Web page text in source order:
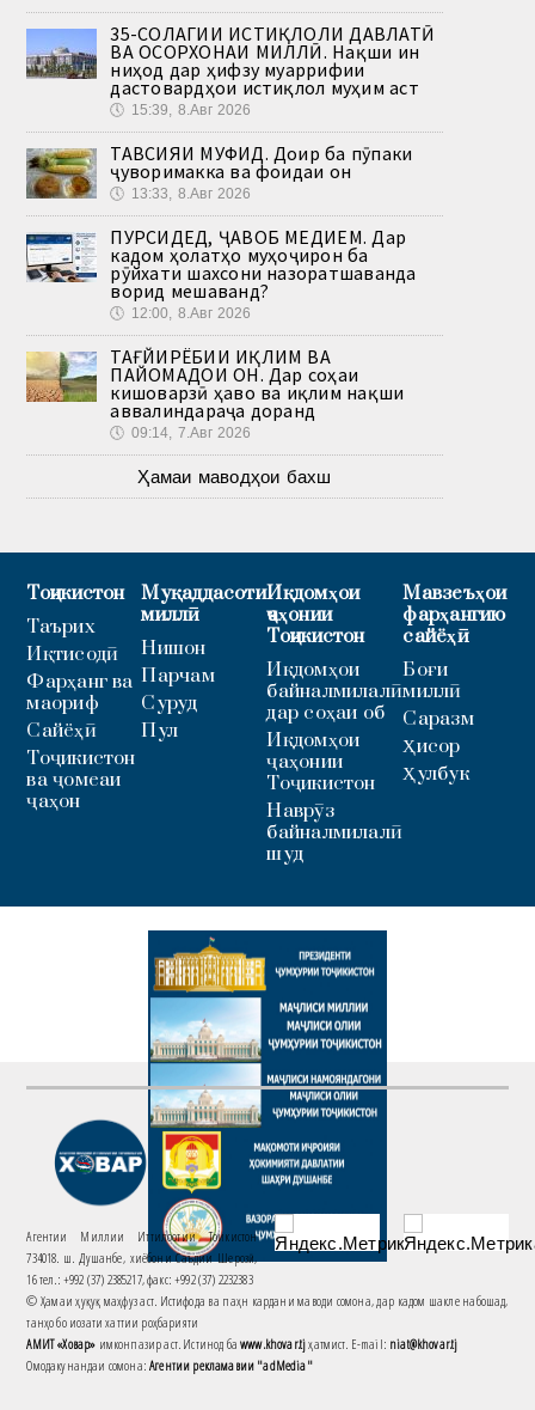
35-СОЛАГИИ ИСТИҚЛОЛИ ДАВЛАТӢ
ВА ОСОРХОНАИ МИЛЛӢ. Нақши ин
ниҳод дар ҳифзу муаррифии
дастовардҳои истиқлол муҳим аст
🕔 15:39, 8.Авг 2026
ТАВСИЯИ МУФИД. Доир ба пӯпаки
ҷуворимакка ва фоидаи он
🕔 13:33, 8.Авг 2026
ПУРСИДЕД, ҶАВОБ МЕДИҲЕМ. Дар
кадом ҳолатҳо муҳоҷирон ба
рӯйхати шахсони назоратшаванда
ворид мешаванд?
🕔 12:00, 8.Авг 2026
ТАҒЙИРЁБИИ ИҚЛИМ ВА
ПАЙОМАДҲОИ ОН. Дар соҳаи
кишоварзӣ ҳаво ва иқлим нақши
аввалиндараҷа доранд
🕔 09:14, 7.Авг 2026
Ҳамаи маводҳои бахш
Тоҷикистон
Таърих
Иқтисодӣ
Фарҳанг ва
маориф
Сайёҳӣ
Тоҷикистон
ва ҷомеаи
ҷаҳон
Муқаддасоти
миллӣ
Нишон
Парчам
Суруд
Пул
Иқдомҳои
ҷаҳонии
Тоҷикистон
Иқдомҳои
байналмилалӣ
дар соҳаи об
Иқдомҳои
ҷаҳонии
Тоҷикистон
Наврӯз
байналмилалӣ
шуд
Мавзеъҳои
фарҳангию
сайёҳӣ
Боғи
миллӣ
Саразм
Ҳисор
Ҳулбук
Агентии Миллии Иттилоотии Тоҷикистон
734018. ш. Душанбе, хиёбони Саъдии Шерозӣ,
16 тел.: +992 (37) 2385217, факс: +992 (37) 2232383
© Ҳамаи ҳуқуқ маҳфуз аст. Истифода ва паҳн кардани маводи сомона, дар кадом шакле набошад,
танҳо бо иҷозати хаттии роҳбарияти
АМИТ «Ховар» имконпазир аст. Истинод баwww.khovar.tjҳатмист. E-mail: niat@khovar.tj
Омодакунандаи сомона:Агентии рекламавии "adMedia"